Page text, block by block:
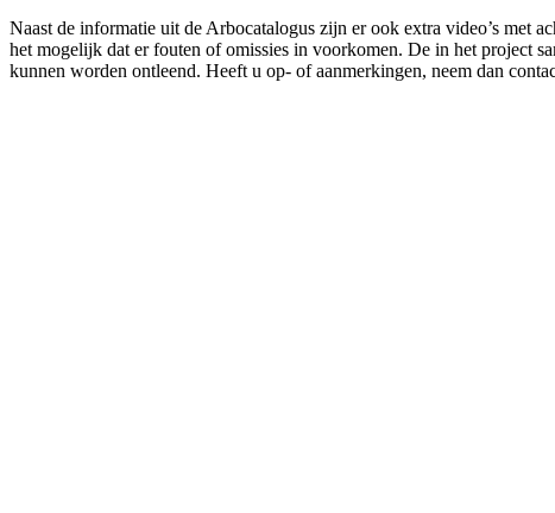
Naast de informatie uit de Arbocatalogus zijn er ook extra video’s met
het mogelijk dat er fouten of omissies in voorkomen. De in het project
kunnen worden ontleend. Heeft u op- of aanmerkingen, neem dan